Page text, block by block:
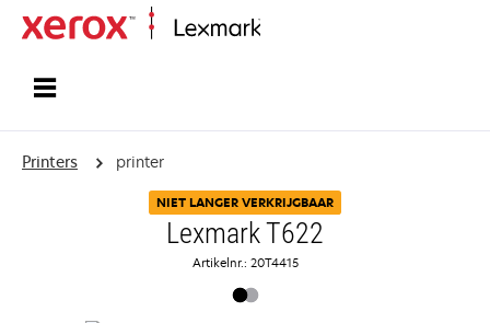
Printers printer
NIET LANGER VERKRIJGBAAR
Lexmark T622
Artikelnr.: 20T4415